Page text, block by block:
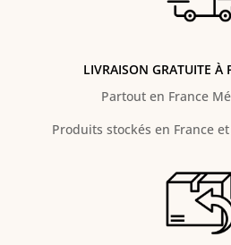
LIVRAISON GRATUITE À
Partout en France
Produits stockés en France